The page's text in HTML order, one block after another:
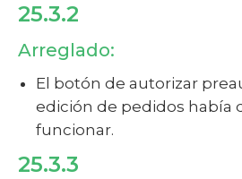
25.3.2
Arreglado:
El botón de autorizar
edición de pedidos había
funcionar.
25.3.3